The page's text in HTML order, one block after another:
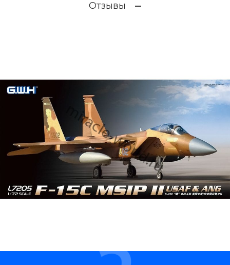
Отзывы